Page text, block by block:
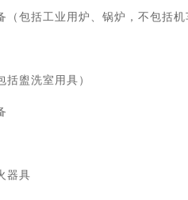
包括工业用炉、锅炉，不包括机车锅炉
括盥洗室用具）
器具